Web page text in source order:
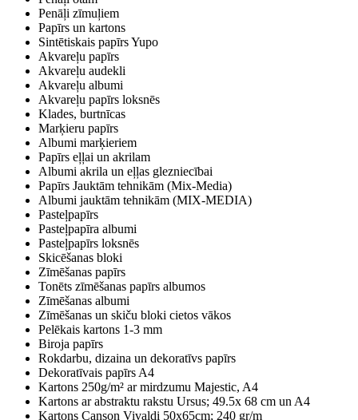
Penāļi zīmuļiem
Papīrs un kartons
Sintētiskais papīrs Yupo
Akvareļu papīrs
Akvareļu audekli
Akvareļu albumi
Akvareļu papīrs loksnēs
Klades, burtnīcas
Marķieru papīrs
Albumi marķieriem
Papīrs eļļai un akrilam
Albumi akrila un eļļas glezniecībai
Papīrs Jauktām tehnikām (Mix-Media)
Albumi jauktām tehnikām (MIX-MEDIA)
Pasteļpapīrs
Pasteļpapīra albumi
Pasteļpapīrs loksnēs
Skicēšanas bloki
Zīmēšanas papīrs
Tonēts zīmēšanas papīrs albumos
Zīmēšanas albumi
Zīmēšanas un skiču bloki cietos vākos
Pelēkais kartons 1-3 mm
Biroja papīrs
Rokdarbu, dizaina un dekoratīvs papīrs
Dekoratīvais papīrs A4
Kartons 250g/m² ar mirdzumu Majestic, A4
Kartons ar abstraktu rakstu Ursus; 49.5x 68 cm un A4
Kartons Canson Vivaldi 50x65cm; 240 gr/m